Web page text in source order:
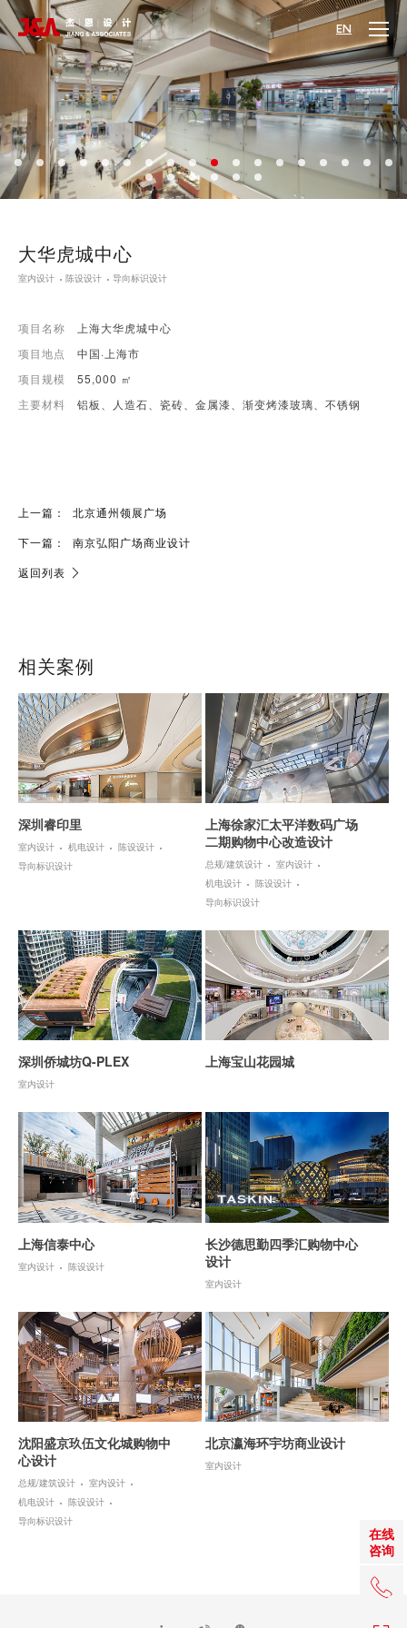
EN
在线
咨询
+86
大华虎城中心
室内设计 陈设设计 导向标识设计
项目名称
上海大华虎城中心
项目地点
中国·上海市
项目规模
55,000 ㎡
主要材料
铝板、人造石、瓷砖、金属漆、渐变烤漆玻璃、不锈钢
上一篇：
北京通州领展广场
下一篇：
南京弘阳广场商业设计
返回列表
相关案例
深圳睿印里
室内设计 机电设计
陈设设计
导向标识设计
上海徐家汇太平洋数码广场
二期购物中心改造设计
总规/建筑设计
室内设计
机电设计
陈设设计
导向标识设计
深圳侨城坊Q-PLEX
室内设计
上海宝山花园城
上海信泰中心
室内设计 陈设设计
长沙德思勤四季汇购物中心
设计
室内设计
沈阳盛京玖伍文化城购物中
心设计
总规/建筑设计
室内设计
机电设计
陈设设计
导向标识设计
北京瀛海环宇坊商业设计
室内设计